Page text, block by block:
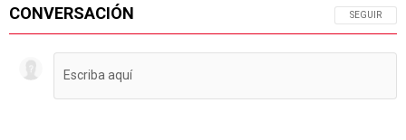
CONVERSACIÓN SIGA ESTA
SEGUIR